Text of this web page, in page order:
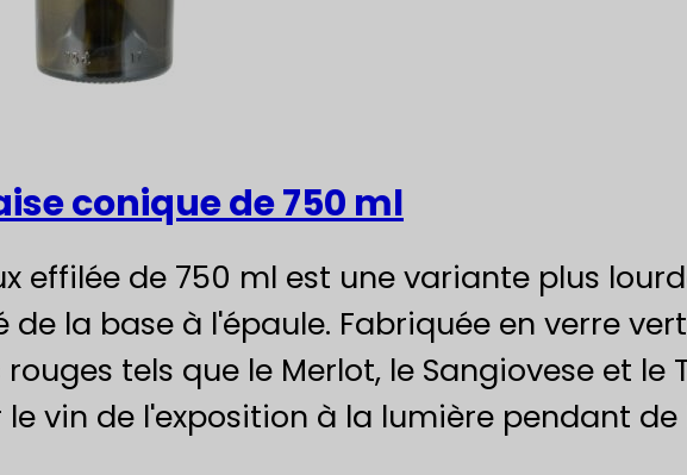
conique de 750 ml
effilée de 750 ml est une variante plus
de la base à l'épaule. Fabriquée en verre
tels que le Merlot, le Sangiovese et
vin de l'exposition à la lumière pendant